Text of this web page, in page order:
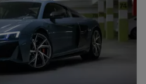
Chevrolet Dodge